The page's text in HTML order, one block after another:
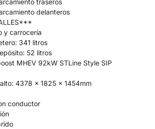
delanteros
y carrocería
341 litros
52 litros
MHEV 92kW STLine Style SIP
4378 x 1825 x 1454mm
conductor